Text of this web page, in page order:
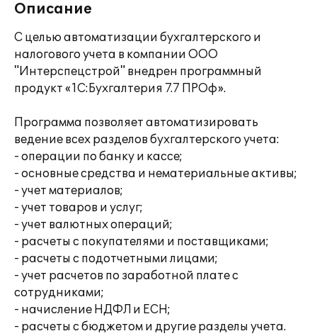
Описание
С целью автоматизации бухгалтерского и
налогового учета в компании ООО
"Интерспецстрой" внедрен программный
продукт «1С:Бухгалтерия 7.7 ПРОф».
Программа позволяет автоматизировать
ведение всех разделов бухгалтерского учета:
- операции по банку и кассе;
- основные средства и нематериальные активы;
- учет материалов;
- учет товаров и услуг;
- учет валютных операций;
- расчеты с покупателями и поставщиками;
- расчеты с подотчетными лицами;
- учет расчетов по заработной плате с
сотрудниками;
- начисление НДФЛ и ЕСН;
- расчеты с бюджетом и другие разделы учета.